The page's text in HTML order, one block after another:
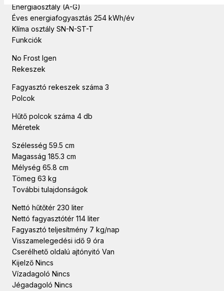
Energiaosztály (A-G)
Éves energiafogyasztás 254 kWh/év
Klíma osztály SN-N-ST-T
Funkciók
No Frost Igen
Rekeszek
Fagyasztó rekeszek száma 3
Polcok
Hűtő polcok száma 4 db
Méretek
Szélesség 59.5 cm
Magasság 185.3 cm
Mélység 65.8 cm
Tömeg 63 kg
További tulajdonságok
Nettó hűtőtér 230 liter
Nettó fagyasztótér 114 liter
Fagyasztó teljesítmény 7 kg/nap
Visszamelegedési idő 9 óra
Cserélhető oldalú ajtónyitó Van
Kijelző Nincs
Vízadagoló Nincs
Jégadagoló Nincs